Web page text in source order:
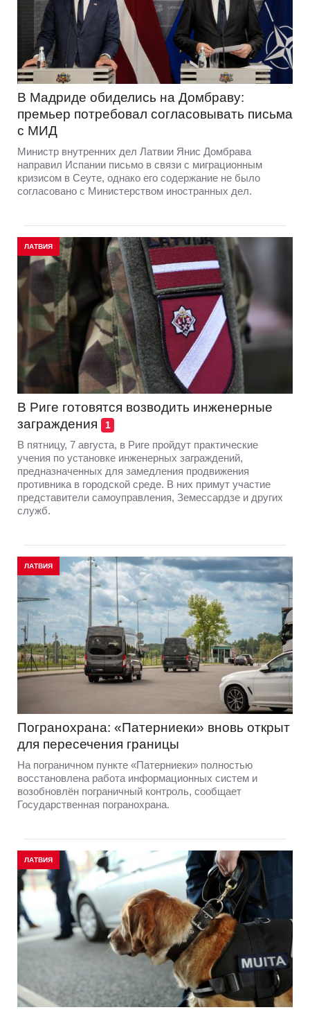
В Мадриде обиделись на Домбраву:
премьер потребовал согласовывать письма
с МИД
Министр внутренних дел Латвии Янис Домбрава
направил Испании письмо в связи с миграционным
кризисом в Сеуте, однако его содержание не было
согласовано с Министерством иностранных дел.
ЛАТВИЯ
В Риге готовятся возводить инженерные
заграждения
1
В пятницу, 7 августа, в Риге пройдут практические
учения по установке инженерных заграждений,
предназначенных для замедления продвижения
противника в городской среде. В них примут участие
представители самоуправления, Земессардзе и других
служб.
ЛАТВИЯ
Погранохрана: «Патерниеки» вновь открыт
для пересечения границы
На пограничном пункте «Патерниеки» полностью
восстановлена работа информационных систем и
возобновлён пограничный контроль, сообщает
Государственная погранохрана.
ЛАТВИЯ